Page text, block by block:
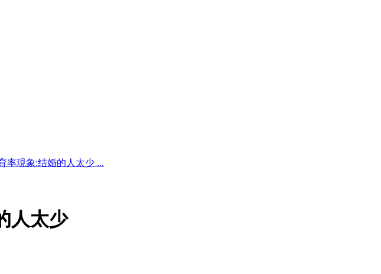
率現象:结婚的人太少 ...
人太少